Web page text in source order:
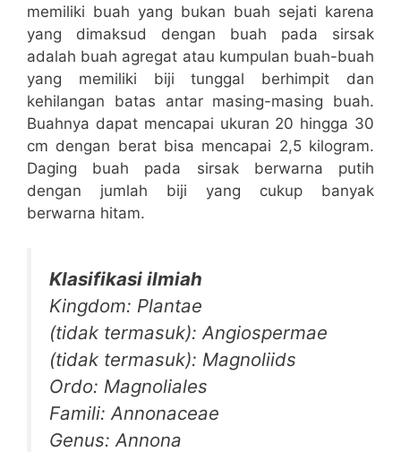
memiliki buah yang bukan buah sejati karena
yang dimaksud dengan buah pada sirsak
adalah buah agregat atau kumpulan buah-buah
yang memiliki biji tunggal berhimpit dan
kehilangan batas antar masing-masing buah.
Buahnya dapat mencapai ukuran 20 hingga 30
cm dengan berat bisa mencapai 2,5 kilogram.
Daging buah pada sirsak berwarna putih
dengan jumlah biji yang cukup banyak
berwarna hitam.
Klasifikasi ilmiah
Kingdom: Plantae
(tidak termasuk): Angiospermae
(tidak termasuk): Magnoliids
Ordo: Magnoliales
Famili: Annonaceae
Genus: Annona